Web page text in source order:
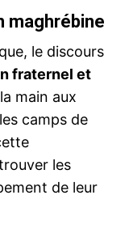
maghrébine
le discours
fraternel et
main aux
camps de
les
de leur